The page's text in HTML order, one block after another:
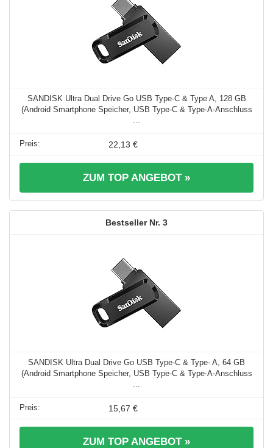
SANDISK Ultra Dual Drive Go USB Type-C & Type A, 128 GB
(Android Smartphone Speicher, USB Type-C & Type-A-Anschluss
22,13 €
ZUM TOP ANGEBOT »
3
SANDISK Ultra Dual Drive Go USB Type-C & Type- A, 64 GB
(Android Smartphone Speicher, USB Type-C & Type-A-Anschluss
15,67 €
ZUM TOP ANGEBOT »